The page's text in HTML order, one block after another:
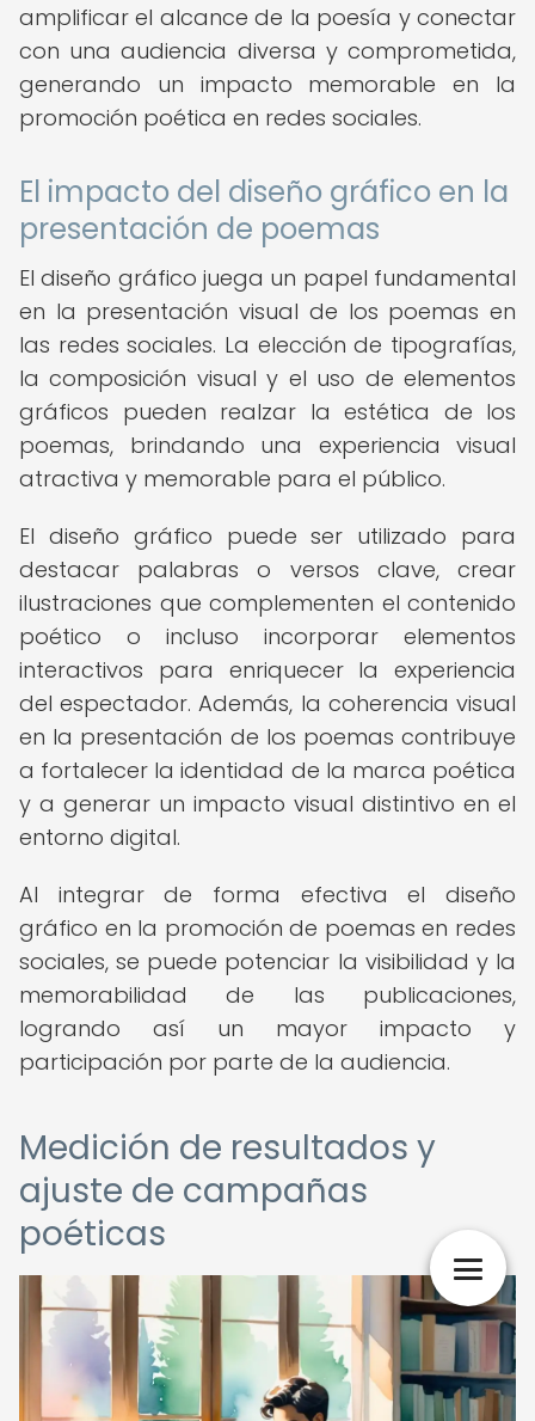
amplificar el alcance de la poesía y conectar
con una audiencia diversa y comprometida,
generando un impacto memorable en la
promoción poética en redes sociales.
El impacto del diseño gráfico en la
presentación de poemas
El diseño gráfico juega un papel fundamental
en la presentación visual de los poemas en
las redes sociales. La elección de tipografías,
la composición visual y el uso de elementos
gráficos pueden realzar la estética de los
poemas, brindando una experiencia visual
atractiva y memorable para el público.
El diseño gráfico puede ser utilizado para
destacar palabras o versos clave, crear
ilustraciones que complementen el contenido
poético o incluso incorporar elementos
interactivos para enriquecer la experiencia
del espectador. Además, la coherencia visual
en la presentación de los poemas contribuye
a fortalecer la identidad de la marca poética
y a generar un impacto visual distintivo en el
entorno digital.
Al integrar de forma efectiva el diseño
gráfico en la promoción de poemas en redes
sociales, se puede potenciar la visibilidad y la
memorabilidad de las publicaciones,
logrando así un mayor impacto y
participación por parte de la audiencia.
Medición de resultados y
ajuste de campañas
poéticas